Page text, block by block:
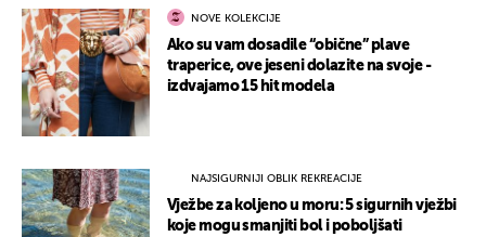
NOVE KOLEKCIJE
Ako su vam dosadile “obične” plave
traperice, ove jeseni dolazite na svoje -
izdvajamo 15 hit modela
NAJSIGURNIJI OBLIK REKREACIJE
Vježbe za koljeno u moru: 5 sigurnih vježbi
koje mogu smanjiti bol i poboljšati